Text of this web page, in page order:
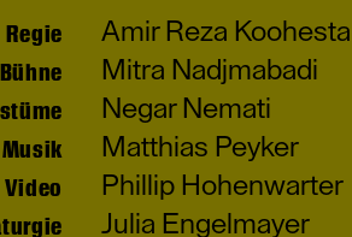
Regie
Amir Reza
Bühne
Mitra Nadjmabadi
Negar Nemati
Musik
Matthias Peyker
Video
Phillip Hohenwarter
Julia Engelmayer